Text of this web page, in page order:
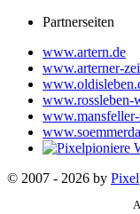
Partnerseiten
www.artern.de
www.arterner-
www.rossleben-
© 2007 - 2026 by